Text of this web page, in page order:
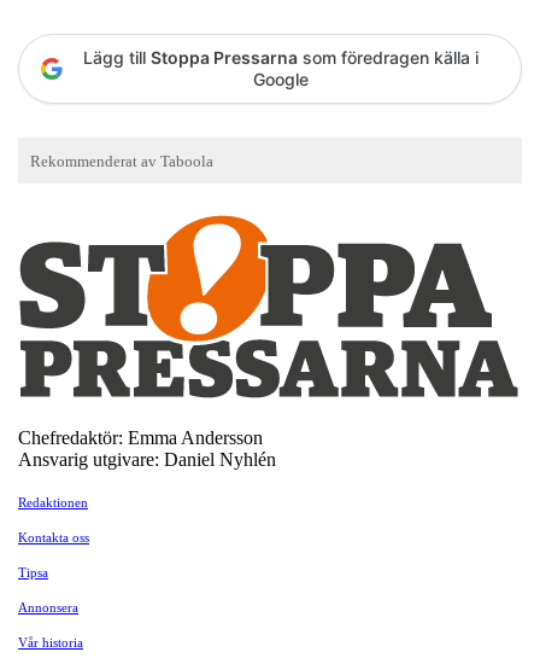
Lägg till Stoppa Pressarna som föredragen källa i
Google
Chefredaktör: Emma Andersson
Ansvarig utgivare: Daniel Nyhlén
Redaktionen
Kontakta oss
Tipsa
Annonsera
Vår historia